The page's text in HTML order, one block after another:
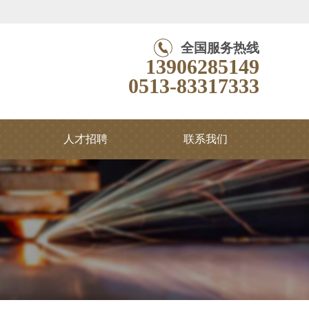
全国服务热线
13906285149
0513-83317333
人才招聘 联系我们